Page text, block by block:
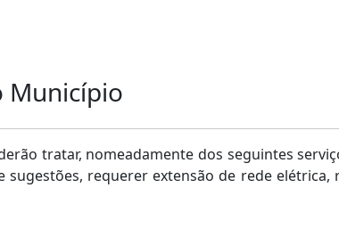
Município
tratar, nomeadamente dos seguintes
sugestões, requerer extensão de rede